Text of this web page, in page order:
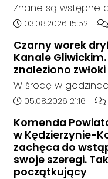
sygnalizator świetlny.
Znane są wstępne
zdarzenia
14:30 na drodze
408 pomiędzy
Bierawą.
Data dodania artykułu:
03.08.2026 15:52
Czarny worek
Kanale
znaleziono
W środę w
popołudniowych
Gliwicki po
zaniepokojonego
Osoba zgłaszająca
unoszący się na
Data dodania artykułu:
05.08.2026 21:16
Komenda
w Kędzierzynie-
zachęca do
swoje szeregi.
początkujący